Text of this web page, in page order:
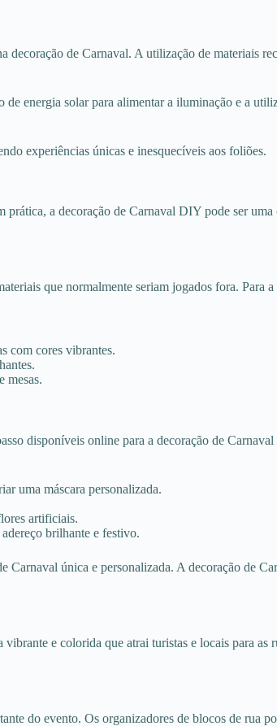
de Carnaval. A utilização de materiais
energia solar para alimentar a iluminação e a
experiências únicas e inesquecíveis aos foliões.
a decoração de Carnaval DIY pode ser
que normalmente seriam jogados fora. Para
com cores vibrantes.
mesas.
disponíveis online para a decoração de
uma máscara personalizada.
artificiais.
brilhante e festivo.
única e personalizada. A decoração de
e colorida que atrai turistas e locais para as
do evento. Os organizadores de blocos de rua